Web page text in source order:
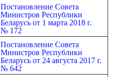
Постановление Совета
Министров Республики
Беларусь от 1 марта 2018 г.
№ 172
Постановление Совета
Министров Республики
Беларусь от 24 августа 2017 г.
№ 642